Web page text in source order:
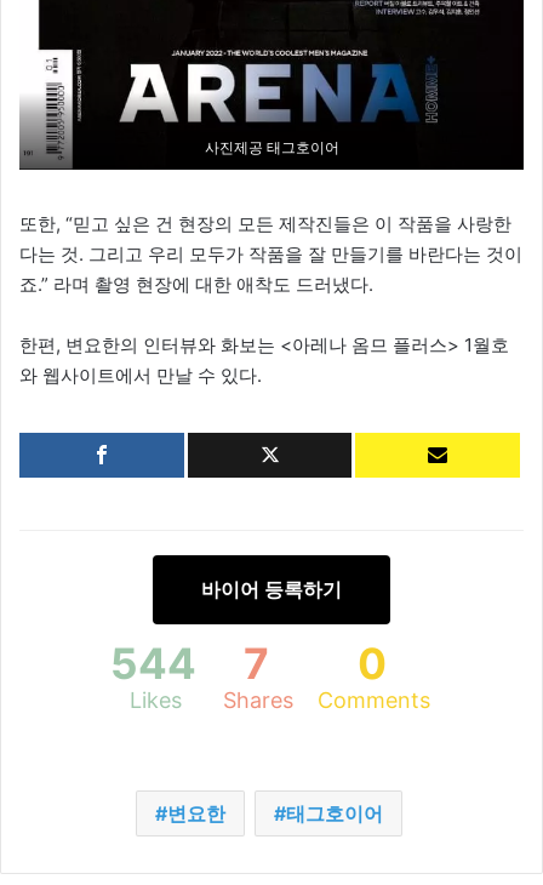
사진제공 태그호이어
또한, “믿고 싶은 건 현장의 모든 제작진들은 이 작품을 사랑한
다는 것. 그리고 우리 모두가 작품을 잘 만들기를 바란다는 것이
죠.” 라며 촬영 현장에 대한 애착도 드러냈다.
한편, 변요한의 인터뷰와 화보는 <아레나 옴므 플러스> 1월호
와 웹사이트에서 만날 수 있다.
바이어 등록하기
544
Likes
7
Shares
0
Comments
변요한 태그호이어